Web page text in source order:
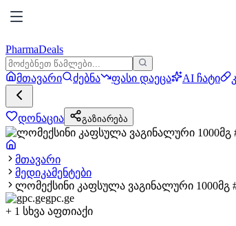
PharmaDeals
მთავარი ძებნა ფასი დაეცა AI ჩატი
დონაცია გაზიარება
მთავარი
მედიკამენტები
ლომექსინი კაფსულა ვაგინალური 1000მგ
gpc.ge
+ 1 სხვა აფთიაქი